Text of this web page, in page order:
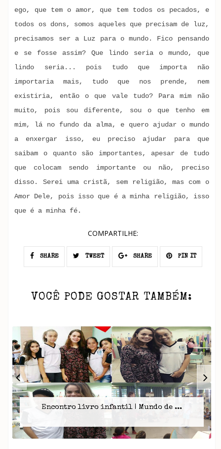
ego, que tem o amor, que tem todos os pecados, e
todos os dons, somos aqueles que precisam de luz,
precisamos ser a Luz para o mundo. Fico pensando
e se fosse assim? Que lindo seria o mundo, que
lindo seria... pois tudo que importa não
importaria mais, tudo que nos prende, nem
existiria, então o que vale tudo? Para mim não
muito, pois sou diferente, sou o que tenho em
mim, lá no fundo da alma, e quero ajudar o mundo
a enxergar isso, eu preciso ajudar para que
saibam o quanto são importantes, apesar de tudo
que colocam sendo importante ou não, preciso
disso. Serei uma cristã, sem religião, mas com o
Amor Dele, pois isso que é a minha religião, isso
que é a minha fé.
COMPARTILHE:
SHARE TWEET SHARE PIN IT
VOCÊ PODE GOSTAR TAMBÉM:
Encontro livro infantil | Mundo de ...